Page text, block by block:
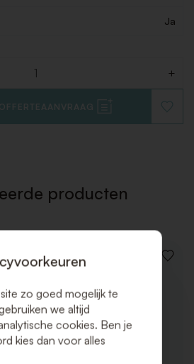
Ja
+
TOE
producten
VOEG
zo goed mogelijk te
we altijd
cookies. Ben je
kies dan voor alles